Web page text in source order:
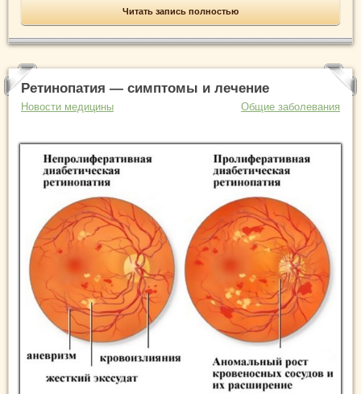
Читать запись полностью
Ретинопатия — симптомы и лечение
Новости медицины Общие заболевания